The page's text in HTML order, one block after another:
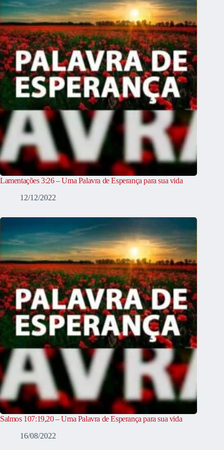
Lamentações 3:26 – Uma Palavra de Esperança para sua vida
12/12/2022
Salmos 107:19,20 – Uma Palavra de Esperança para sua vida
16/08/2022